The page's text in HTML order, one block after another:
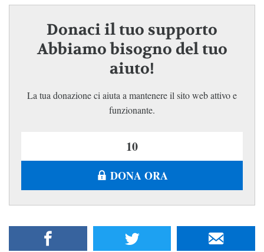
Donaci il tuo supporto
Abbiamo bisogno del tuo
aiuto!
La tua donazione ci aiuta a mantenere il sito web attivo e
funzionante.
DONA ORA